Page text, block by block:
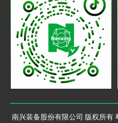
抖音
二维码
南兴装备股份有限公司 版权所有